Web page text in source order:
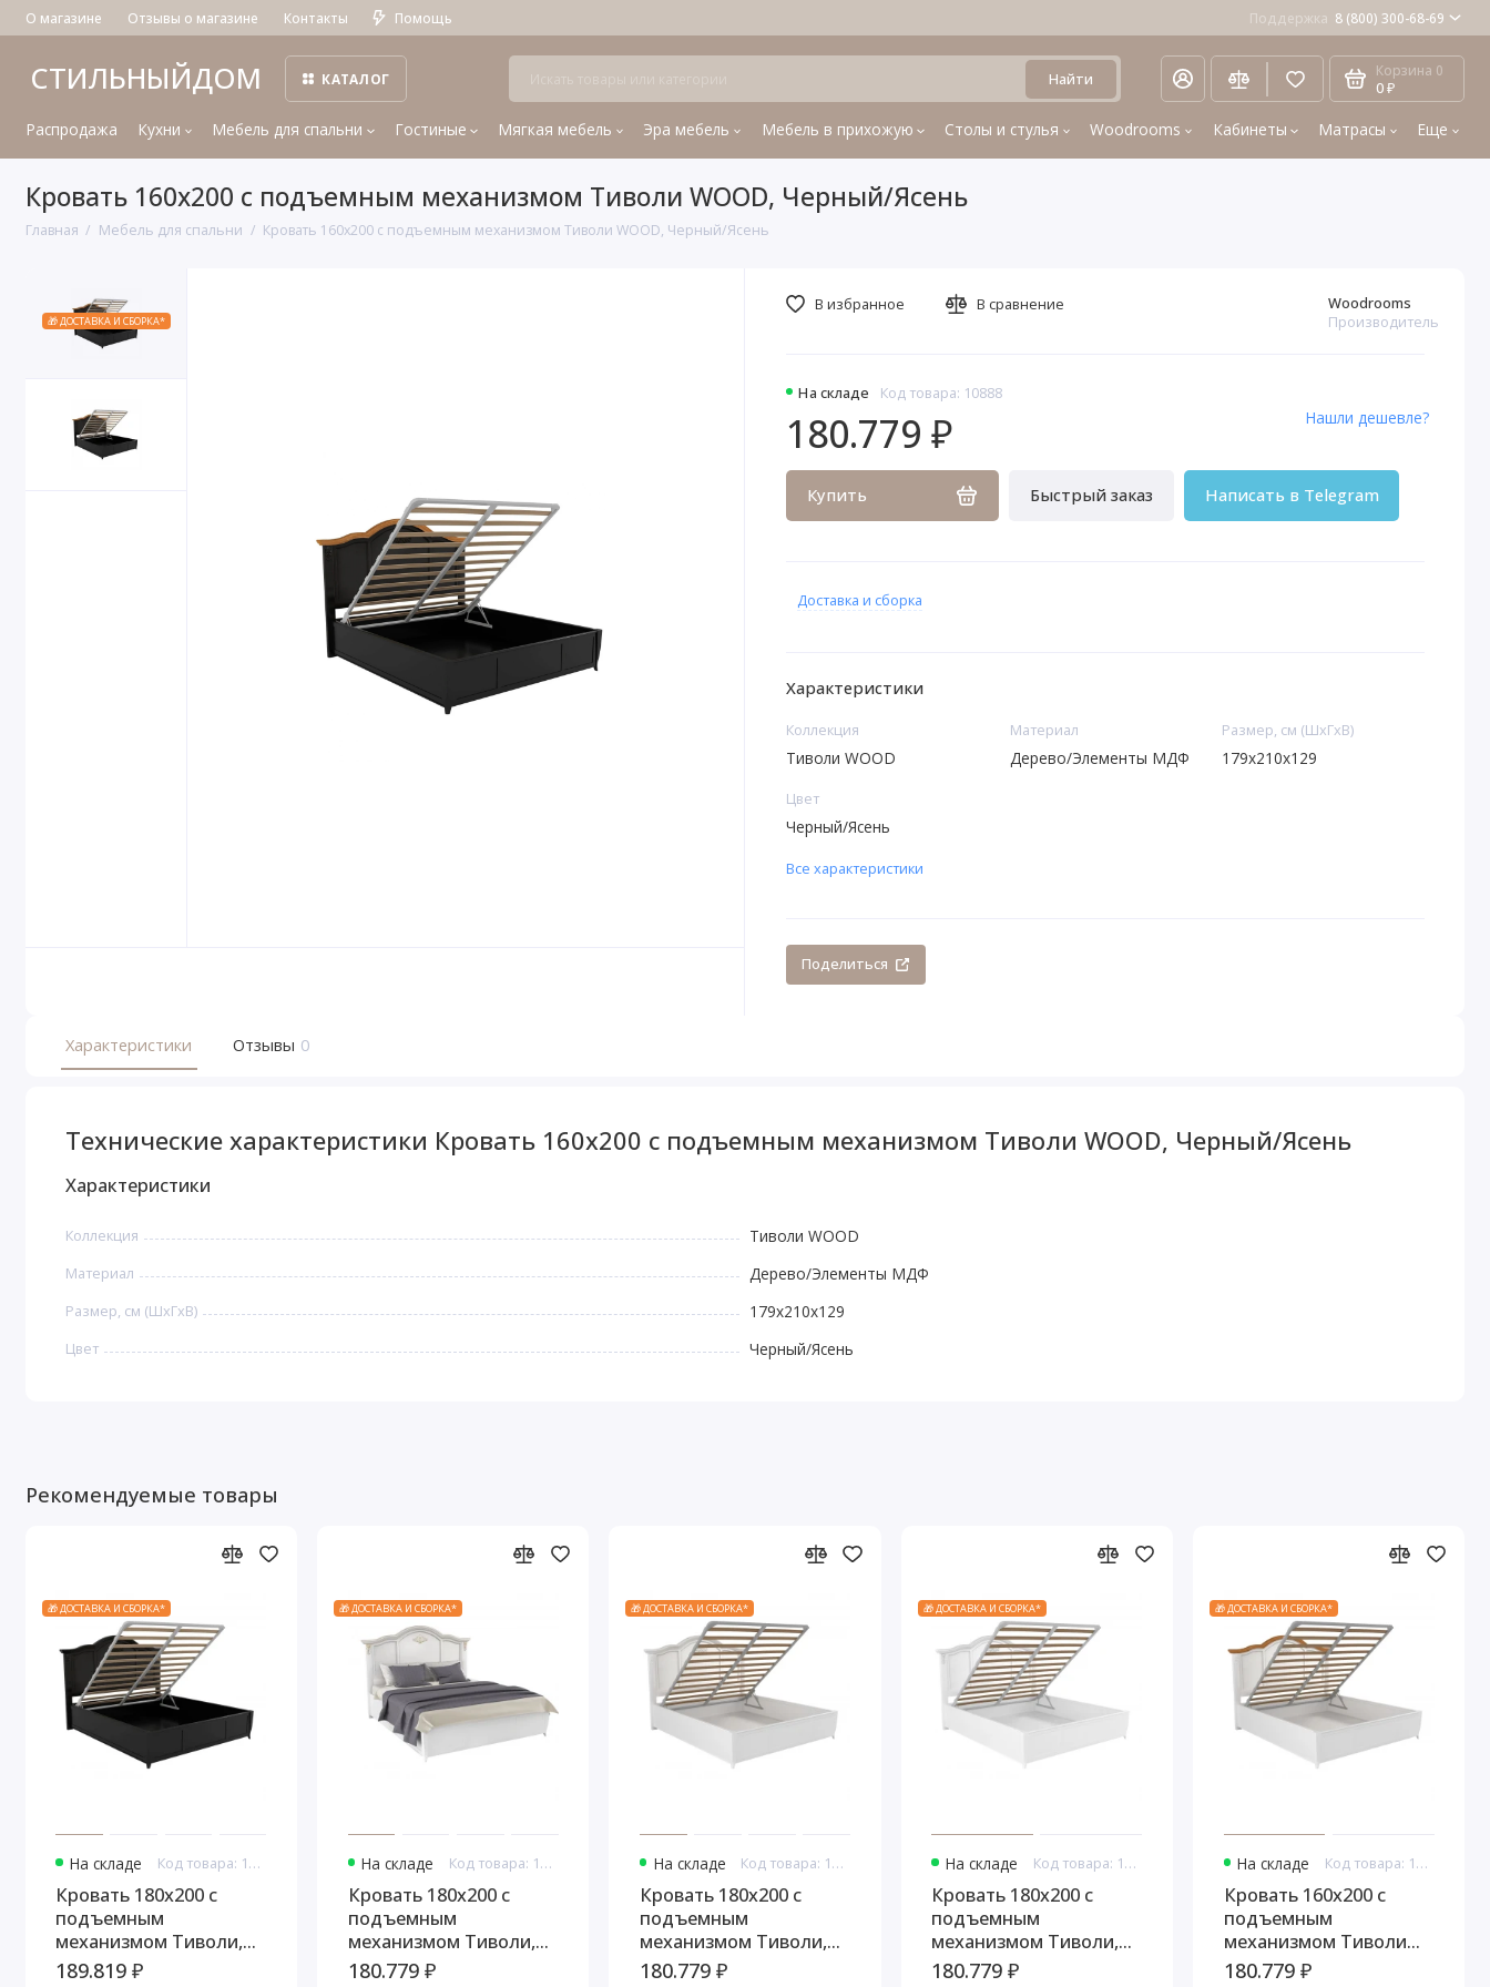
О магазине Отзывы о магазине Контакты Помощь Поддержка 8 (800) 300-68-69
СТИЛЬНЫЙДОМ КАТАЛОГ Найти Корзина 0
0 ₽
Распродажа Кухни Мебель для спальни Гостиные Мягкая мебель Эра мебель Мебель в прихожую Столы и стулья Woodrooms Кабинеты Матрасы Еще
Кровать 160x200 с подъемным механизмом Тиволи WOOD, Черный/Ясень
Главная Мебель для спальни Кровать 160x200 с подъемным механизмом Тиволи WOOD, Черный/Ясень
🎁 ДОСТАВКА И СБОРКА*
На складе Код товара: 10888
Woodrooms
Производитель
180.779 ₽
Купить Быстрый заказ Написать в Telegram
Нашли дешевле?
В избранное В сравнение
Доставка и сборка
Характеристики
Коллекция
Тиволи WOOD
Материал
Дерево/Элементы МДФ
Размер, см (ШхГхВ)
179x210x129
Цвет
Черный/Ясень
Все характеристики
Поделиться
Характеристики Отзывы 0
Технические характеристики Кровать 160x200 с подъемным механизмом Тиволи WOOD, Черный/Ясень
Характеристики
Коллекция Тиволи WOOD
Материал Дерево/Элементы МДФ
Размер, см (ШхГхВ) 179x210x129
Цвет Черный/Ясень
Рекомендуемые товары
🎁 ДОСТАВКА И СБОРКА*
На складе Код товара: 10838
Кровать 180x200 с
подъемным
механизмом Тиволи,
Черный
189.819 ₽
🎁 ДОСТАВКА И СБОРКА*
На складе Код товара: 10850
Кровать 180x200 с
подъемным
механизмом Тиволи,
Молочный/Патина
180.779 ₽
🎁 ДОСТАВКА И СБОРКА*
На складе Код товара: 10862
Кровать 180x200 с
подъемным
механизмом Тиволи,
Молочный
180.779 ₽
🎁 ДОСТАВКА И СБОРКА*
На складе Код товара: 10874
Кровать 180x200 с
подъемным
механизмом Тиволи,
Белый/Патина Серебро
180.779 ₽
🎁 ДОСТАВКА И СБОРКА*
На складе Код товара: 10900
Кровать 160x200 с
подъемным
механизмом Тиволи
WOOD, Молочный/
180.779 ₽